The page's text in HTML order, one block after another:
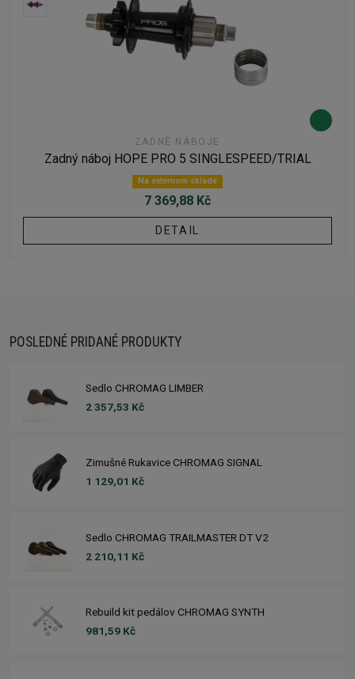
ZADNÉ NÁBOJE
Zadný náboj HOPE PRO 5 SINGLESPEED/TRIAL
Na externom sklade
7 369,88 Kč
DETAIL
POSLEDNÉ PRIDANÉ PRODUKTY
Sedlo CHROMAG LIMBER
2 357,53 Kč
Zimušné Rukavice CHROMAG SIGNAL
1 129,01 Kč
Sedlo CHROMAG TRAILMASTER DT V2
2 210,11 Kč
Rebuild kit pedálov CHROMAG SYNTH
981,59 Kč